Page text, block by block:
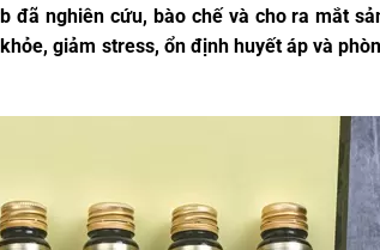
đã nghiên cứu, bào chế và cho ra mắt
giảm stress, ổn định huyết áp và